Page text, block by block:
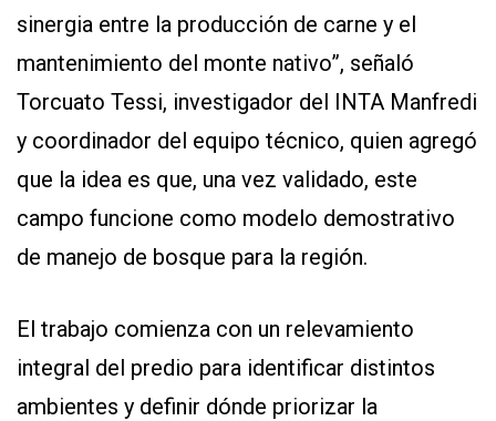
sinergia entre la producción de carne y el
mantenimiento del monte nativo”, señaló
Torcuato Tessi, investigador del INTA Manfredi
y coordinador del equipo técnico, quien agregó
que la idea es que, una vez validado, este
campo funcione como modelo demostrativo
de manejo de bosque para la región.
El trabajo comienza con un relevamiento
integral del predio para identificar distintos
ambientes y definir dónde priorizar la